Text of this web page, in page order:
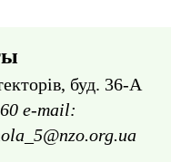
буд. 36-А
e-mail: